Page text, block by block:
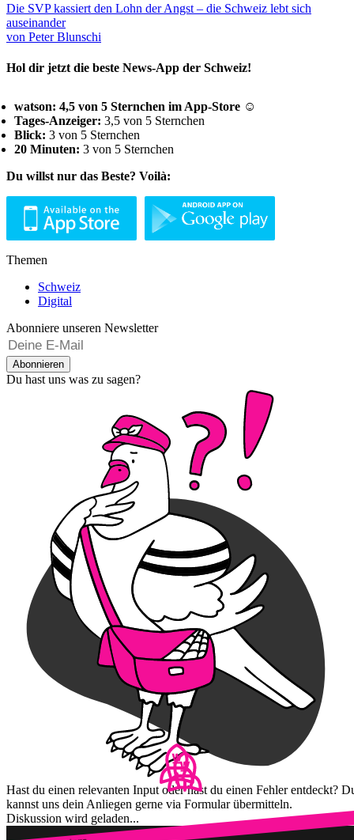
Die SVP kassiert den Lohn der Angst – die Schweiz lebt sich
auseinander
von Peter Blunschi
Hol dir jetzt die beste News-App der Schweiz!
watson: 4,5 von 5 Sternchen im App-Store ☺
Tages-Anzeiger: 3,5 von 5 Sternchen
Blick: 3 von 5 Sternchen
20 Minuten: 3 von 5 Sternchen
Du willst nur das Beste? Voilà:
Themen
Schweiz
Digital
Abonniere unseren Newsletter
Abonnieren
Du hast uns was zu sagen?
Hast du einen relevanten Input oder hast du einen Fehler entdeckt?
kannst uns dein Anliegen gerne via Formular übermitteln.
Diskussion wird geladen...